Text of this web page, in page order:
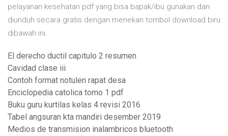
pelayanan kesehatan pdf yang bisa bapak/ibu gunakan dan
diunduh secara gratis dengan menekan tombol download biru
dibawah ini.
El derecho ductil capitulo 2 resumen
Cavidad clase iii
Contoh format notulen rapat desa
Enciclopedia catolica tomo 1 pdf
Buku guru kurtilas kelas 4 revisi 2016
Tabel angsuran kta mandiri desember 2019
Medios de transmision inalambricos bluetooth